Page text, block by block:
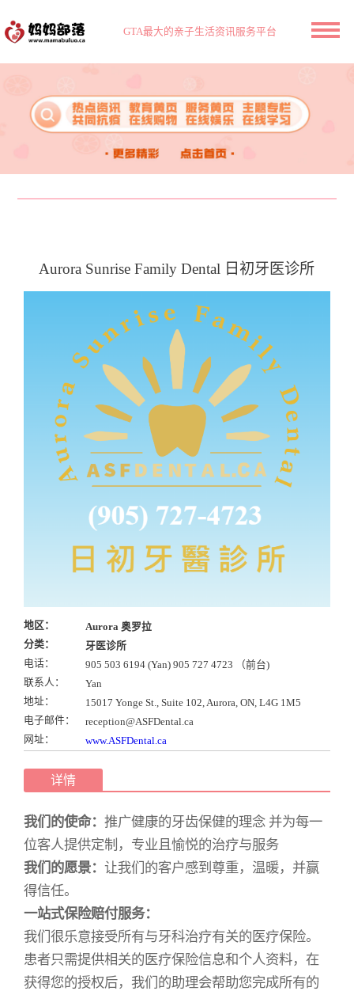
GTA最大的亲子生活资讯服务平台
Aurora Sunrise Family Dental 日初牙医诊所
地区：
Aurora 奥罗拉
分类：
牙医诊所
电话：
905 503 6194 (Yan) 905 727 4723 （前台)
联系人：
Yan
地址：
15017 Yonge St., Suite 102, Aurora, ON, L4G 1M5
电子邮件：
reception@ASFDental.ca
网址：
www.ASFDental.ca
详情
我们的使命：推广健康的牙齿保健的理念 并为每一
位客人提供定制，专业且愉悦的治疗与服务
我们的愿景：让我们的客户感到尊重，温暖，并赢
得信任。
一站式保险赔付服务：
我们很乐意接受所有与牙科治疗有关的医疗保险。
患者只需提供相关的医疗保险信息和个人资料，在
获得您的授权后，我们的助理会帮助您完成所有的